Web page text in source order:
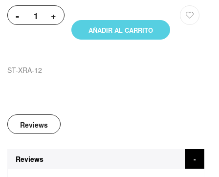
- +
AÑADIR AL CARRITO
ST-XRA-12
Reviews
Reviews